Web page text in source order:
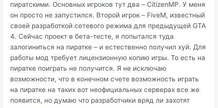
пиратскими. Основных игроков тут два – CitizenMP. У меня
он просто не запустился. Второй игрок – FiveM, известный
своей разработкой сетевого режима для предыдущей GTA
4. Сейчас проект в бета-тесте, я попытался туда
залогиниться на пиратке – и естественно получил хуй. Для
работы мод требует лицензионную копию игры. То есть на
пиратке поиграть не получится. Я не исключаю
возможности, что в конечном счете возможность играть
на пиратке на таких вот неофициальных серверах все же
появится, но думаю что разработчики вряд ли захотят